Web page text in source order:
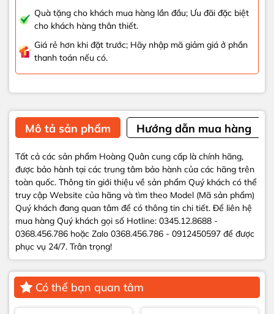
Quà tặng cho khách mua hàng lần đầu; Ưu đãi đặc biệt
cho khách hàng thân thiết.
Giá rẻ hơn khi đặt trước; Hãy nhập mã giảm giá ở phần
thanh toán nếu có.
Mô tả sản phẩm Hướng dẫn mua hàng
Tất cả các sản phẩm Hoàng Quân cung cấp là chính hãng,
được bảo hành tại các trung tâm bảo hành của các hãng trên
toàn quốc. Thông tin giới thiệu về sản phẩm Quý khách có thể
truy cập Website của hãng và tìm theo Model (Mã sản phẩm)
Quý khách đang quan tâm để có thông tin chi tiết. Để liên hệ
mua hàng Quý khách gọi số Hotline: 0345.12.8688 -
0368.456.786 hoặc Zalo 0368.456.786 - 0912450597 để được
phục vụ 24/7. Trân trọng!
Có thể bạn quan tâm